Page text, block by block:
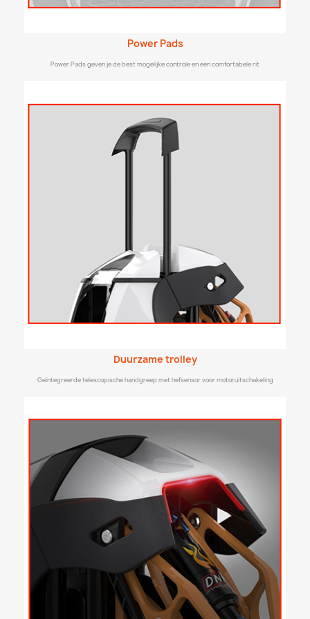
Power Pads
Power Pads geven je de best mogelijke controle en een comfortabele rit
Duurzame trolley
Geïntegreerde telescopische handgreep met hefsensor voor motoruitschakeling